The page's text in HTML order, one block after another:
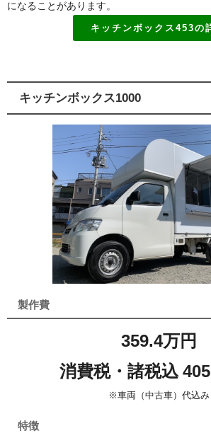
になることがあります。
キッチンボックス453の
キッチンボックス1000
製作費
359.4万円
消費税・諸税込
※車両（中古車）代込み
特徴